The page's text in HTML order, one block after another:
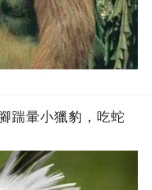
踹暈小獵豹，吃蛇